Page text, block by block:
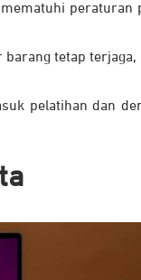
peraturan
tetap terjaga,
pelatihan dan